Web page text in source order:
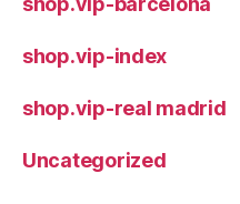
shop.vip-index
shop.vip-real madrid
Uncategorized